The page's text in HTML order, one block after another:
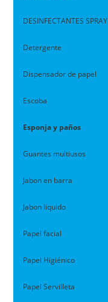
DESINFECTANTES SPRAY
Detergente
Dispensador de papel
Escoba
Esponja y paños
Guantes multiusos
Jabon en barra
Jabon liquido
Papel facial
Papel Higiénico
Papel Servilleta